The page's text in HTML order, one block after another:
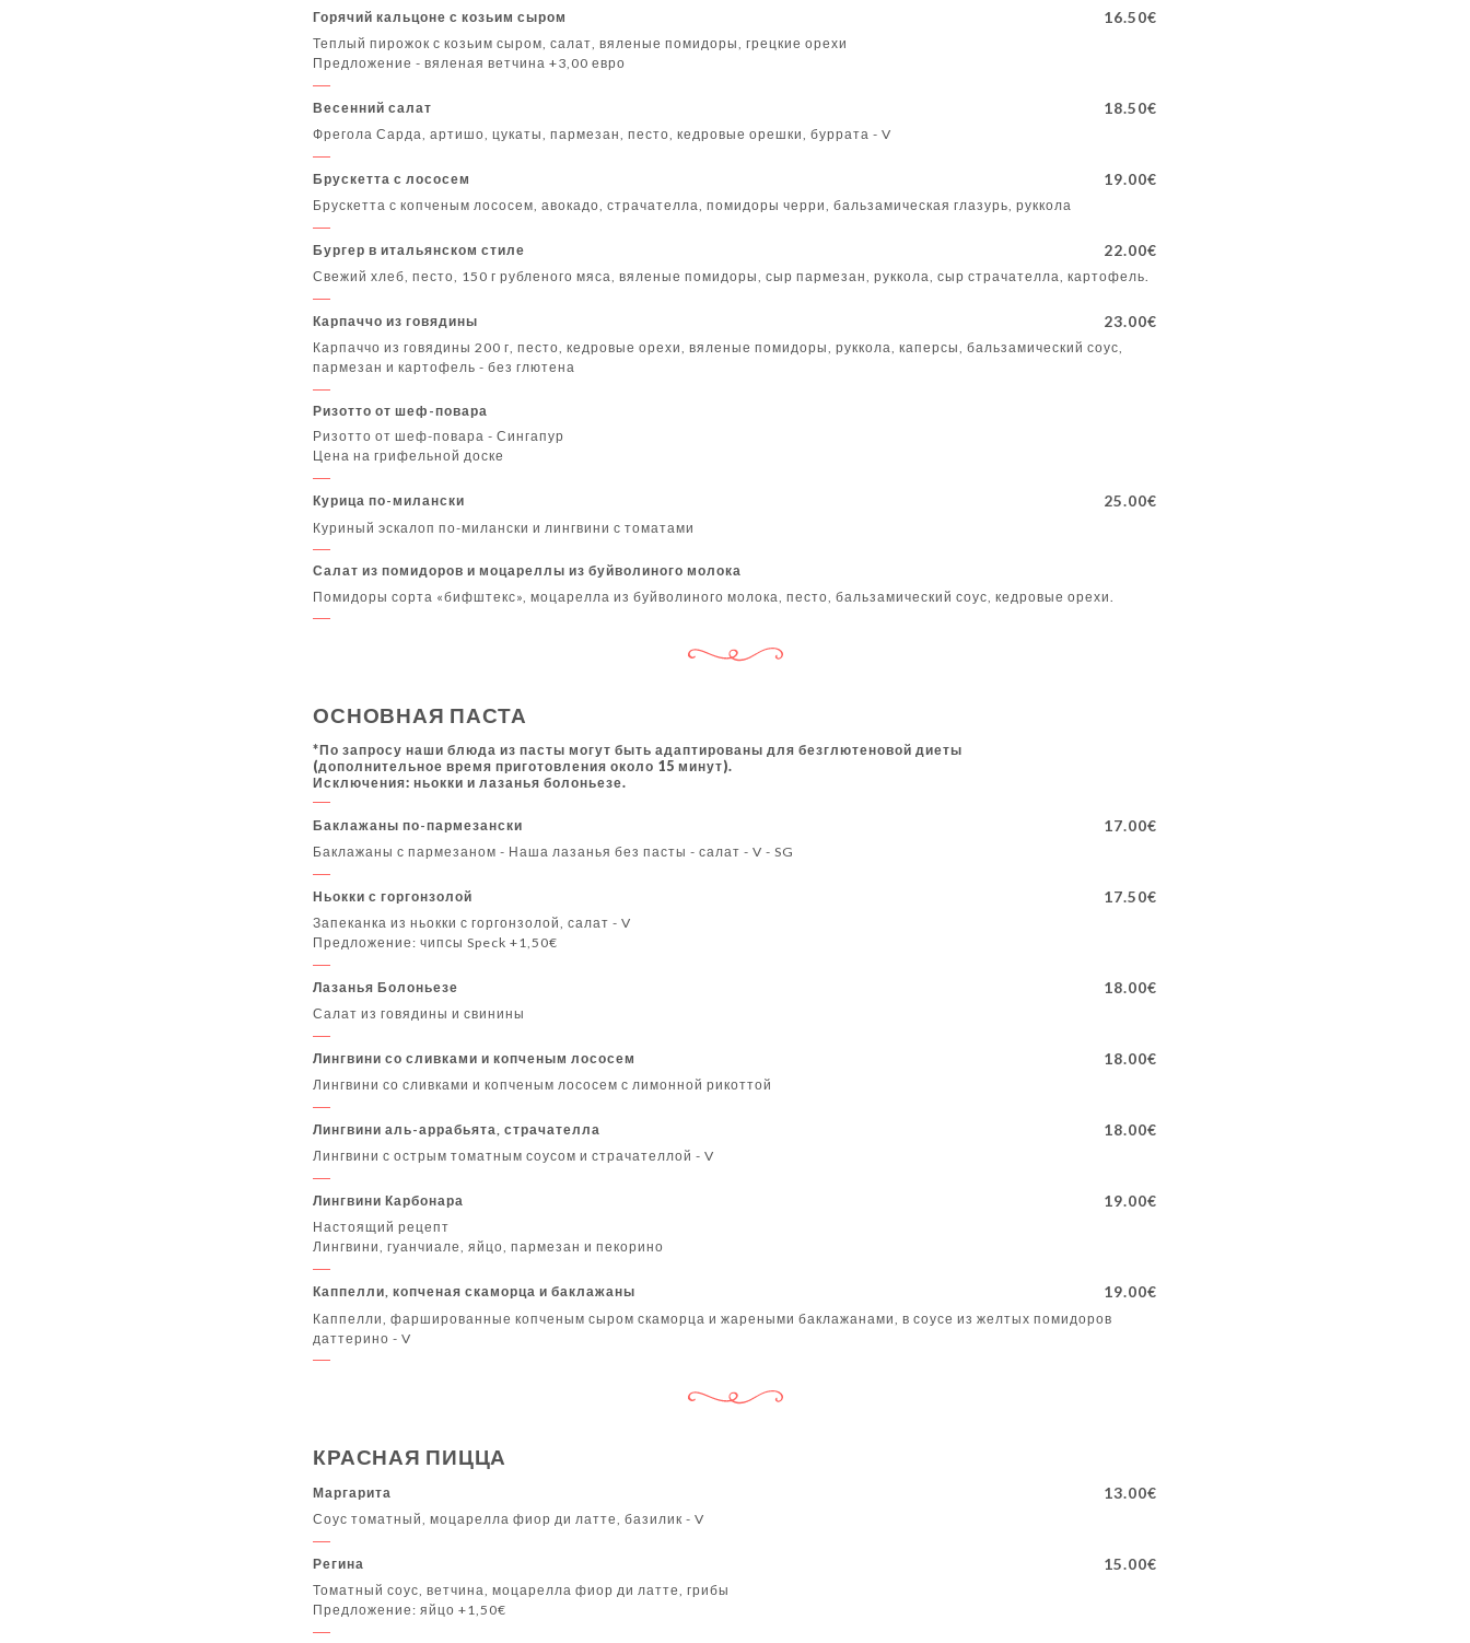
Горячий кальцоне с козьим сыром 16.50€
Теплый пирожок с козьим сыром, салат, вяленые помидоры, грецкие орехи
Предложение - вяленая ветчина +3,00 евро
Весенний салат 18.50€
Фрегола Сарда, артишо, цукаты, пармезан, песто, кедровые орешки, буррата - V
Брускетта с лососем 19.00€
Брускетта с копченым лососем, авокадо, страчателла, помидоры черри, бальзамическая глазурь, руккола
Бургер в итальянском стиле 22.00€
Свежий хлеб, песто, 150 г рубленого мяса, вяленые помидоры, сыр пармезан, руккола, сыр страчателла, картофель.
Карпаччо из говядины 23.00€
Карпаччо из говядины 200 г, песто, кедровые орехи, вяленые помидоры, руккола, каперсы, бальзамический соус,
пармезан и картофель - без глютена
Ризотто от шеф-повара
Ризотто от шеф-повара - Сингапур
Цена на грифельной доске
Курица по-милански 25.00€
Куриный эскалоп по-милански и лингвини с томатами
Салат из помидоров и моцареллы из буйволиного молока
Помидоры сорта «бифштекс», моцарелла из буйволиного молока, песто, бальзамический соус, кедровые орехи.
ОСНОВНАЯ ПАСТА
*По запросу наши блюда из пасты могут быть адаптированы для безглютеновой диеты
(дополнительное время приготовления около 15 минут).
Исключения: ньокки и лазанья болоньезе.
Баклажаны по-пармезански 17.00€
Баклажаны с пармезаном - Наша лазанья без пасты - салат - V - SG
Ньокки с горгонзолой 17.50€
Запеканка из ньокки с горгонзолой, салат - V
Предложение: чипсы Speck +1,50€
Лазанья Болоньезе 18.00€
Салат из говядины и свинины
Лингвини со сливками и копченым лососем 18.00€
Лингвини со сливками и копченым лососем с лимонной рикоттой
Лингвини аль-аррабьята, страчателла 18.00€
Лингвини с острым томатным соусом и страчателлой - V
Лингвини Карбонара 19.00€
Настоящий рецепт
Лингвини, гуанчиале, яйцо, пармезан и пекорино
Каппелли, копченая скаморца и баклажаны 19.00€
Каппелли, фаршированные копченым сыром скаморца и жареными баклажанами, в соусе из желтых помидоров
даттерино - V
КРАСНАЯ ПИЦЦА
Маргарита 13.00€
Соус томатный, моцарелла фиор ди латте, базилик - V
Регина 15.00€
Томатный соус, ветчина, моцарелла фиор ди латте, грибы
Предложение: яйцо +1,50€